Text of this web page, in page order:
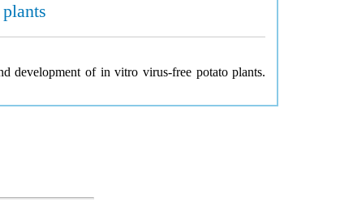
development of in vitro virus-free potato plants.